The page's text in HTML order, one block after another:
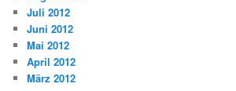
Juli 2012
Juni 2012
Mai 2012
April 2012
März 2012